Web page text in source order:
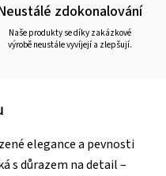
zdokonalování
Naše produkty se díky zakázkové
výrobě neustále vyvíjejí a zlepšují.
elegance a pevnosti
s důrazem na detail –